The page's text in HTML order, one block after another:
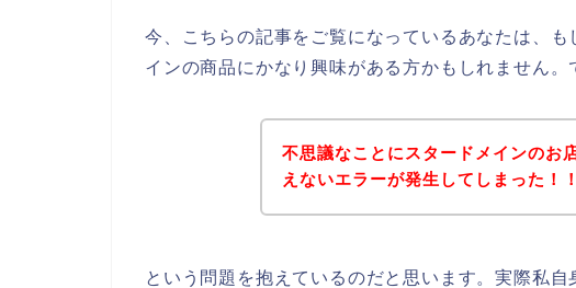
今、こちらの記事をご覧になっているあなたは、
インの商品にかなり興味がある方かもしれません。
不思議なことにスタードメインのお
えないエラーが発生してしまった！！
という問題を抱えているのだと思います。実際私